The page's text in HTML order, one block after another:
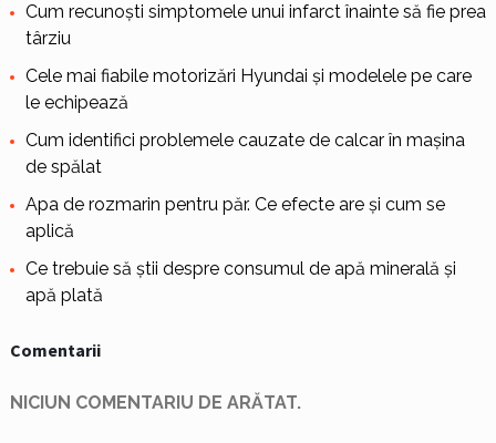
Cum recunoști simptomele unui infarct înainte să fie prea
târziu
Cele mai fiabile motorizări Hyundai și modelele pe care
le echipează
Cum identifici problemele cauzate de calcar în mașina
de spălat
Apa de rozmarin pentru păr. Ce efecte are și cum se
aplică
Ce trebuie să știi despre consumul de apă minerală și
apă plată
Comentarii
NICIUN COMENTARIU DE ARĂTAT.